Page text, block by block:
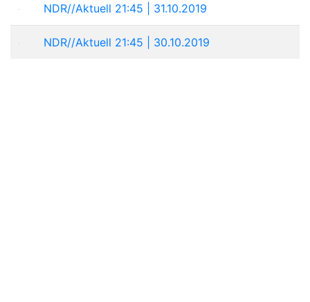
NDR//Aktuell 21:45 | 31.10.2019
NDR//Aktuell 21:45 | 30.10.2019